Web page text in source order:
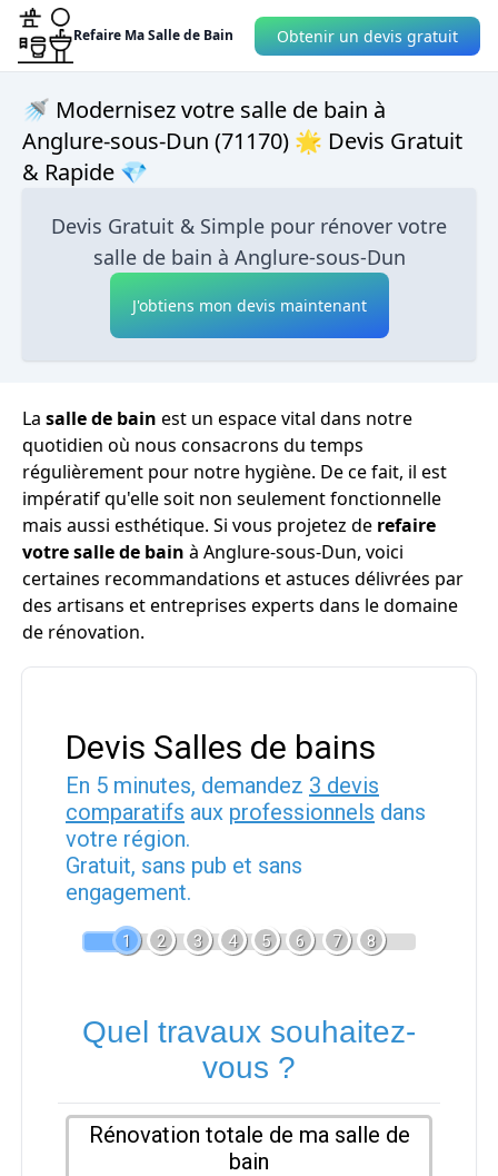
Refaire Ma Salle de Bain Obtenir un devis gratuit
🚿 Modernisez votre salle de bain à
Anglure-sous-Dun (71170) 🌟 Devis Gratuit
& Rapide 💎
Devis Gratuit & Simple pour rénover votre
salle de bain à Anglure-sous-Dun
J'obtiens mon devis maintenant
La salle de bain est un espace vital dans notre
quotidien où nous consacrons du temps
régulièrement pour notre hygiène. De ce fait, il est
impératif qu'elle soit non seulement fonctionnelle
mais aussi esthétique. Si vous projetez de refaire
votre salle de bain à Anglure-sous-Dun, voici
certaines recommandations et astuces délivrées par
des artisans et entreprises experts dans le domaine
de rénovation.
Devis Salles de bains
En 5 minutes, demandez 3 devis
comparatifs aux professionnels dans
votre région.
Gratuit, sans pub et sans
engagement.
1 2 3 4 5 6 7 8
Quel travaux souhaitez-
vous ?
Rénovation totale de ma salle de
bain